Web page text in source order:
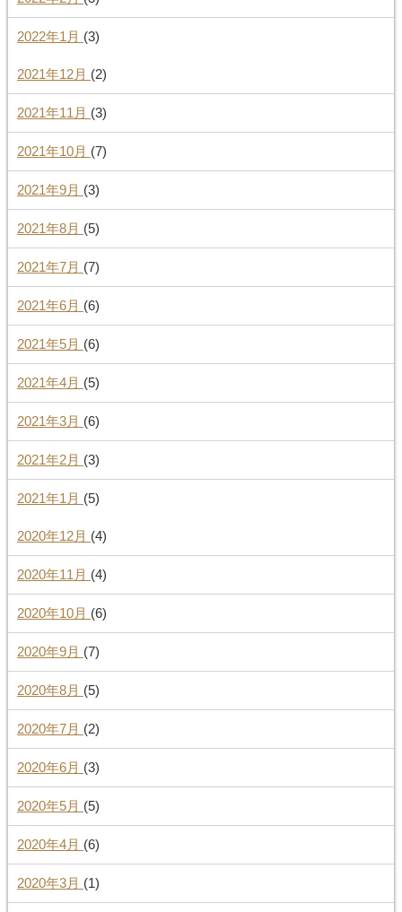
2022年1月 (3)
2021年12月 (2)
2021年11月 (3)
2021年10月 (7)
2021年9月 (3)
2021年8月 (5)
2021年7月 (7)
2021年6月 (6)
2021年5月 (6)
2021年4月 (5)
2021年3月 (6)
2021年2月 (3)
2021年1月 (5)
2020年12月 (4)
2020年11月 (4)
2020年10月 (6)
2020年9月 (7)
2020年8月 (5)
2020年7月 (2)
2020年6月 (3)
2020年5月 (5)
2020年4月 (6)
2020年3月 (1)